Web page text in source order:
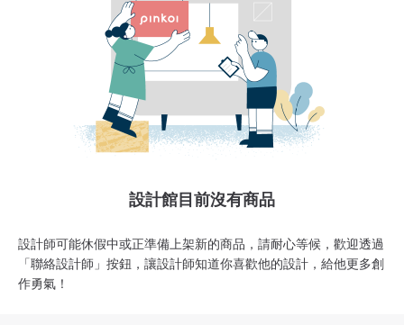
設計館目前沒有商品
設計師可能休假中或正準備上架新的商品，請耐心等候，歡迎透過
「聯絡設計師」按鈕，讓設計師知道你喜歡他的設計，給他更多創
作勇氣！